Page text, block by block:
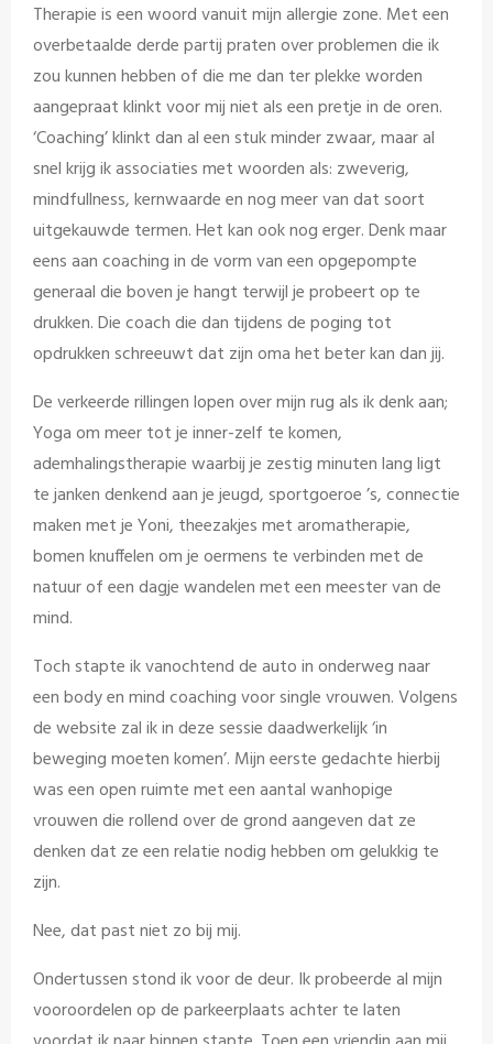
Therapie is een woord vanuit mijn allergie zone. Met een
overbetaalde derde partij praten over problemen die ik
zou kunnen hebben of die me dan ter plekke worden
aangepraat klinkt voor mij niet als een pretje in de oren.
‘Coaching’ klinkt dan al een stuk minder zwaar, maar al
snel krijg ik associaties met woorden als: zweverig,
mindfullness, kernwaarde en nog meer van dat soort
uitgekauwde termen. Het kan ook nog erger. Denk maar
eens aan coaching in de vorm van een opgepompte
generaal die boven je hangt terwijl je probeert op te
drukken. Die coach die dan tijdens de poging tot
opdrukken schreeuwt dat zijn oma het beter kan dan jij.
De verkeerde rillingen lopen over mijn rug als ik denk aan;
Yoga om meer tot je inner-zelf te komen,
ademhalingstherapie waarbij je zestig minuten lang ligt
te janken denkend aan je jeugd, sportgoeroe ’s, connectie
maken met je Yoni, theezakjes met aromatherapie,
bomen knuffelen om je oermens te verbinden met de
natuur of een dagje wandelen met een meester van de
mind.
Toch stapte ik vanochtend de auto in onderweg naar
een body en mind coaching voor single vrouwen. Volgens
de website zal ik in deze sessie daadwerkelijk ‘in
beweging moeten komen’. Mijn eerste gedachte hierbij
was een open ruimte met een aantal wanhopige
vrouwen die rollend over de grond aangeven dat ze
denken dat ze een relatie nodig hebben om gelukkig te
zijn.
Nee, dat past niet zo bij mij.
Ondertussen stond ik voor de deur. Ik probeerde al mijn
vooroordelen op de parkeerplaats achter te laten